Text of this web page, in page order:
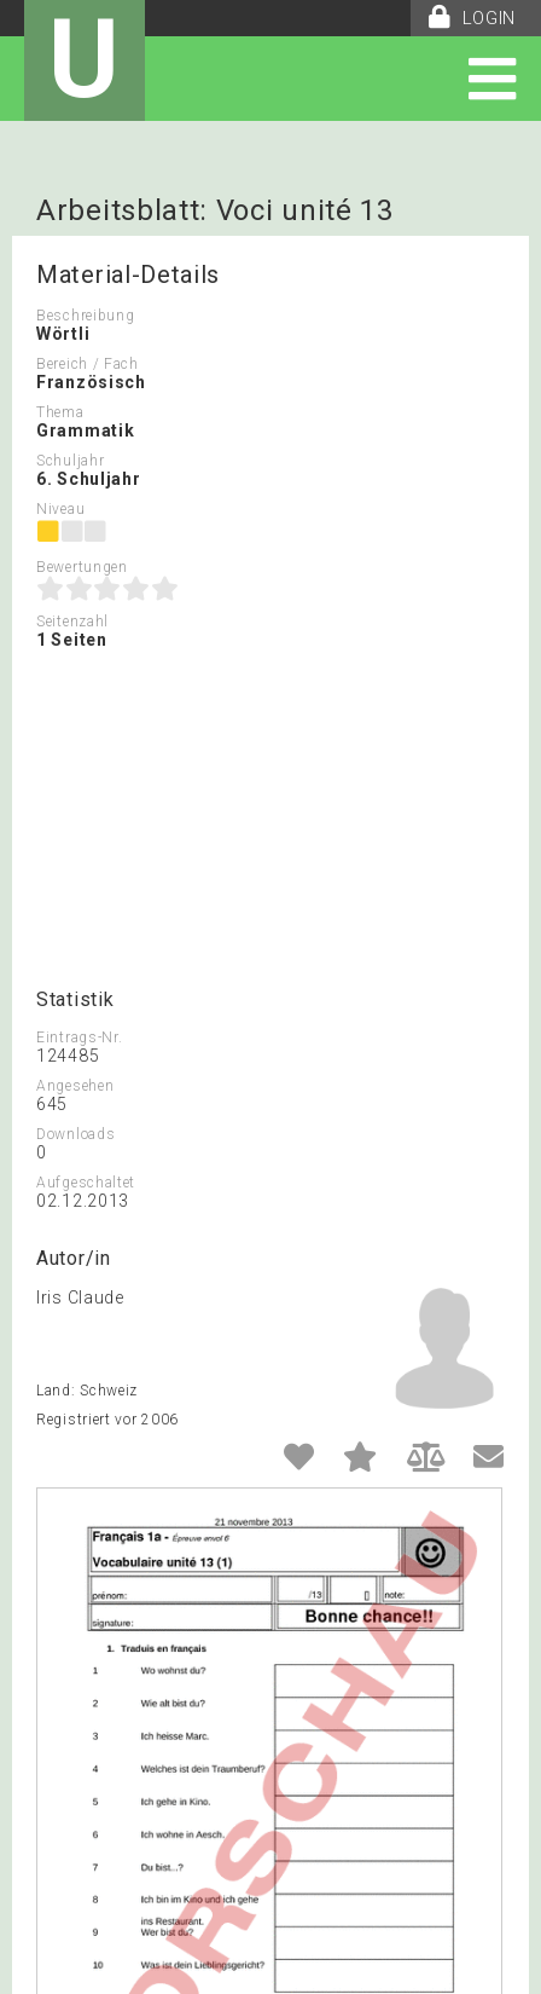
LOGIN
U
Arbeitsblatt: Voci unité 13
Material-Details
Beschreibung
Wörtli
Bereich / Fach
Französisch
Thema
Grammatik
Schuljahr
6. Schuljahr
Niveau
Bewertungen
Seitenzahl
1 Seiten
Statistik
Eintrags-Nr.
124485
Angesehen
645
Downloads
0
Aufgeschaltet
02.12.2013
Autor/in
Iris Claude
Land: Schweiz
Registriert vor 2006